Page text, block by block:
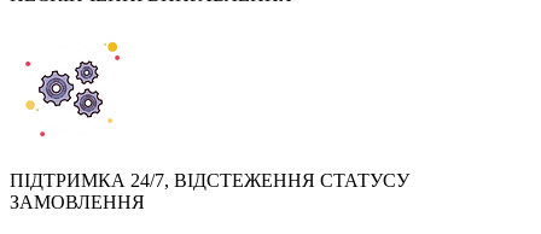
ПІДТРИМКА 24/7, ВІДСТЕЖЕННЯ СТАТУСУ
ЗАМОВЛЕННЯ